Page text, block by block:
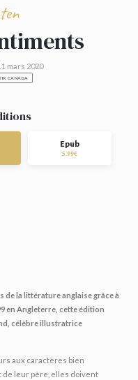
mars 2020
CANADA
Epub
5.99€
de la littérature anglaise grâce à
en Angleterre, cette édition
célèbre illustratrice
aux caractères bien
de leur père, elles doivent